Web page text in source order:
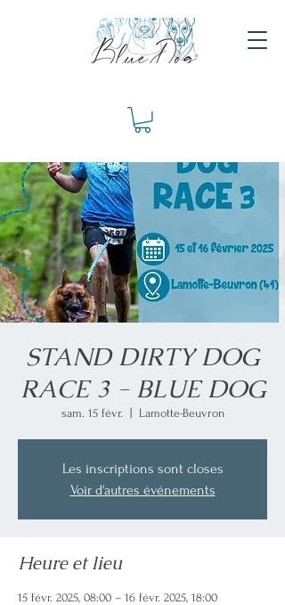
STAND DIRTY DOG
RACE 3 - BLUE DOG
sam. 15 févr.
  |
Lamotte-Beuvron
Les inscriptions sont closes
Voir d'autres événements
Heure et lieu
15 févr. 2025, 08:00 – 16 févr. 2025, 18:00